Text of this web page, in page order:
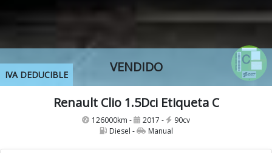
VENDIDO
IVA DEDUCIBLE
Renault Clio 1.5Dci Etiqueta C
126000km - 2017 -
90cv
Diesel -
Manual